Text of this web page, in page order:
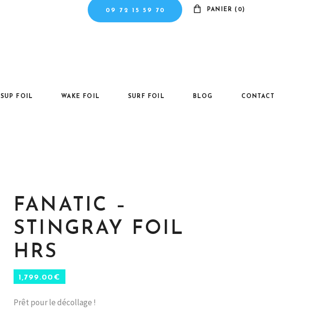
09 72 15 59 70 PANIER (0)
SUP FOIL WAKE FOIL SURF FOIL BLOG CONTACT
FANATIC –
STINGRAY FOIL
HRS
1,799.00 €
Prêt pour le décollage !